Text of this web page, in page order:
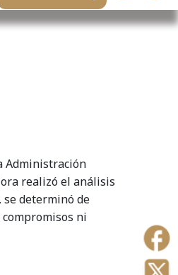
Administración
realizó el análisis
se determinó de
ni